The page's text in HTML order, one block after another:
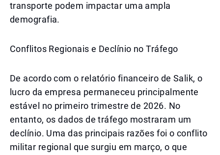
transporte podem impactar uma ampla
demografia.
Conflitos Regionais e Declínio no Tráfego
De acordo com o relatório financeiro de Salik, o
lucro da empresa permaneceu principalmente
estável no primeiro trimestre de 2026. No
entanto, os dados de tráfego mostraram um
declínio. Uma das principais razões foi o conflito
militar regional que surgiu em março, o que